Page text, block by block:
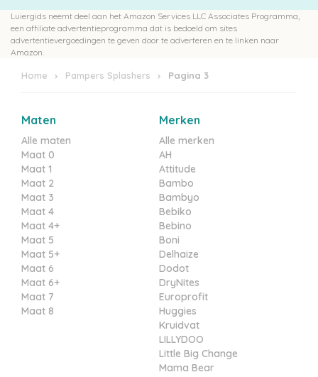
een affiliate advertentieprogramma dat is bedoeld om sites
advertentievergoedingen te geven door te adverteren en te linken naar
Amazon.
Alle maten
Maat 0
Maat 1
Maat 2
Maat 3
Maat 4
Maat 4+
Maat 5
Maat 5+
Maat 6
Maat 6+
Maat 7
Maat 8
Alle merken
AH
Attitude
Bambo
Bambyo
Bebiko
Bebino
Boni
Delhaize
Dodot
DryNites
Europrofit
Huggies
Kruidvat
LILLYDOO
Little Big Change
Mama Bear
Muumi Baby